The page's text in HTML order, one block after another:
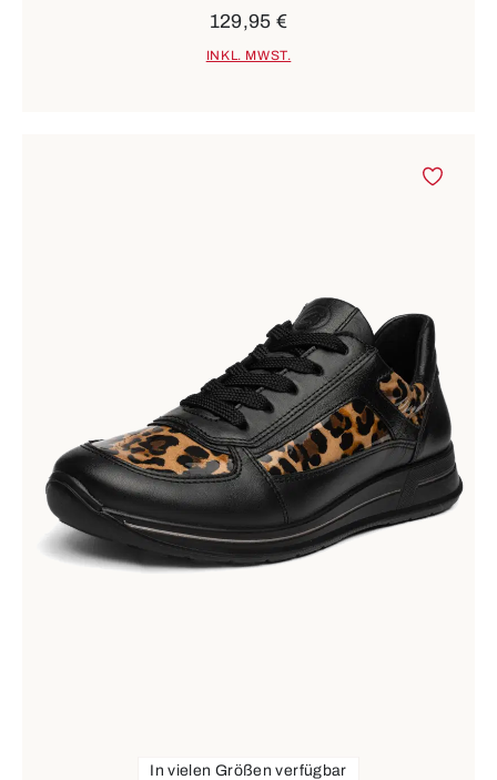
129,95 €
INKL. MWST.
In vielen Größen verfügbar